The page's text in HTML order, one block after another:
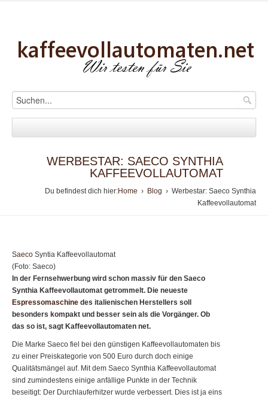
WERBESTAR: SAECO SYNTHIA
KAFFEEVOLLAUTOMAT
Du befindest dich hier:Home › Blog › Werbestar: Saeco Synthia
Kaffeevollautomat
Saeco Syntia Kaffeevollautomat
(Foto: Saeco)
In der Fernsehwerbung wird schon massiv für den Saeco
Synthia Kaffeevollautomat getrommelt. Die neueste
Espressomaschine des italienischen Herstellers soll
besonders kompakt und besser sein als die Vorgänger. Ob
das so ist, sagt Kaffeevollautomaten net.
Die Marke Saeco fiel bei den günstigen Kaffeevollautomaten bis
zu einer Preiskategorie von 500 Euro durch doch einige
Qualitätsmängel auf. Mit dem Saeco Synthia Kaffeevollautomat
sind zumindestens einige anfällige Punkte in der Technik
beseitigt: Der Durchlauferhitzer wurde verbessert. Dies ist ja eins